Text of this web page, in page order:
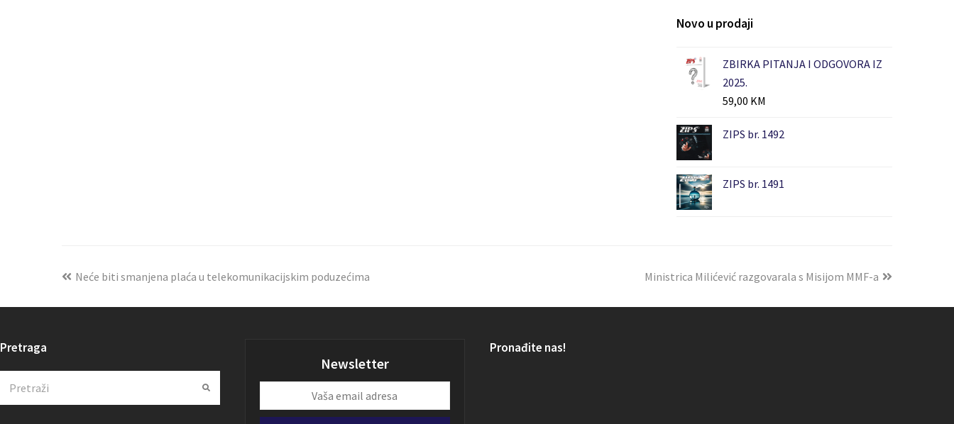
Novo u prodaji
ZBIRKA PITANJA I ODGOVORA IZ
2025.
59,00 KM
ZIPS br. 1492
ZIPS br. 1491
Neće biti smanjena plaća u telekomunikacijskim poduzećima Ministrica Milićević razgovarala s Misijom MMF-a
Pretraga
Submit
Newsletter
email
Pronađite nas!